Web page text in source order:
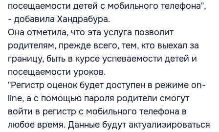
посещаемости детей с мобильного телефона",
- добавила Хандрабура.
Она отметила, что эта услуга позволит
родителям, прежде всего, тем, кто выехал за
границу, быть в курсе успеваемости детей и
посещаемости уроков.
"Регистр оценок будет доступен в режиме on-
line, а с помощью пароля родители смогут
войти в регистр с мобильного телефона в
любое время. Данные будут актуализироваться